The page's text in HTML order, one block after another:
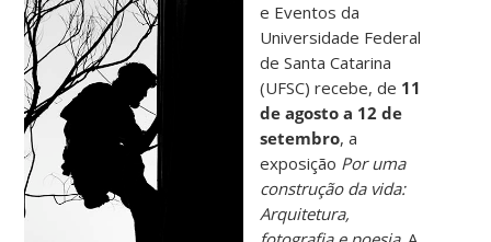
e Eventos da
Universidade Federal
de Santa Catarina
(UFSC) recebe, de 11
de agosto a 12 de
setembro, a
exposição Por uma
construção da vida:
Arquitetura,